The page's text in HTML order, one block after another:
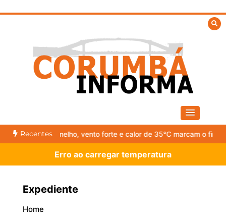
to
Recentes
forte e calor de 35°C marcam o fim de semana
Erro ao carregar temperatura
Expediente
Home